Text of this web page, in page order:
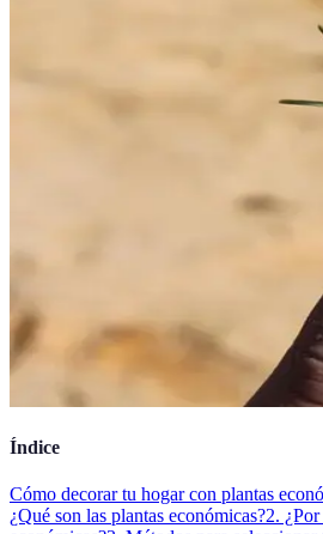
Índice
Cómo decorar tu hogar con plantas
¿Qué son las plantas económicas?2.